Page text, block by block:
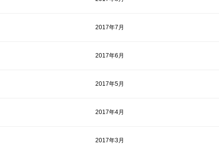
2017年7月
2017年6月
2017年5月
2017年4月
2017年3月